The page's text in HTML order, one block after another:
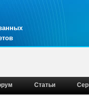
Статьи